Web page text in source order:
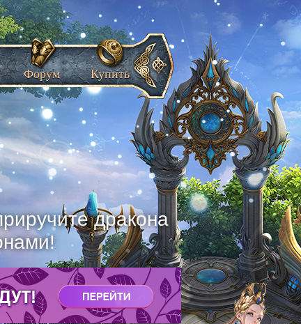
дракона
Форум Купить